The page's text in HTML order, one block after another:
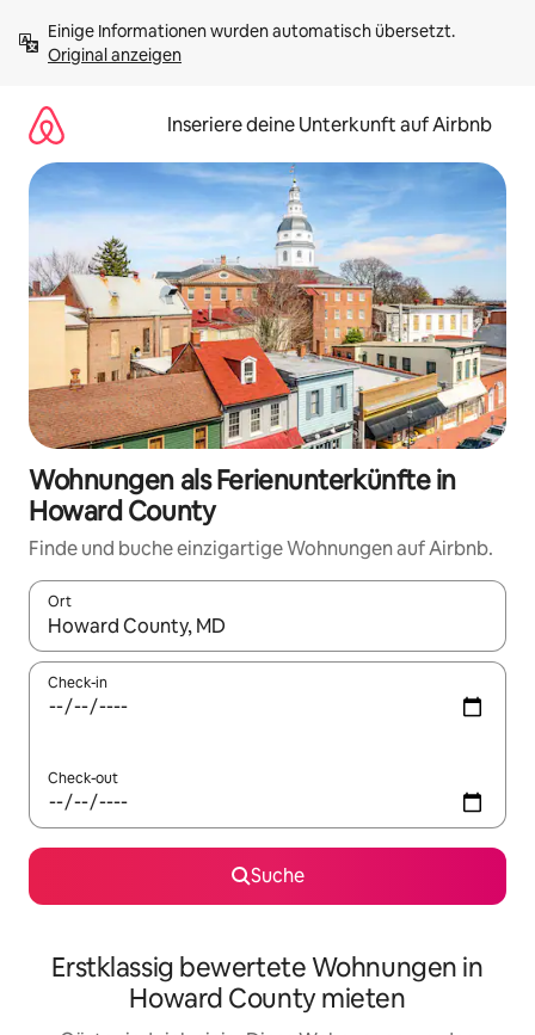
Inhalten
springenOriginal anzeigen
Inseriere deine Unterkunft auf Airbnb
Wohnungen als Ferienunterkünfte in
Howard County
Finde und buche einzigartige Wohnungen auf Airbnb.
Ort
Wenn Ergebnisse verfügbar sind, navigiere mit den
Check-in
Check-out
Suche
Erstklassig bewertete Wohnungen in
Howard County mieten